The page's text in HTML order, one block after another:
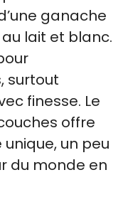
ganache
lait et blanc.
surtout
finesse. Le
offre
un peu
du monde en